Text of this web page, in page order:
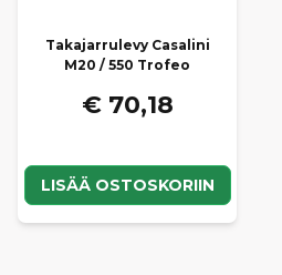
Takajarrulevy Casalini
M20 / 550 Trofeo
€ 70,18
LISÄÄ OSTOSKORIIN